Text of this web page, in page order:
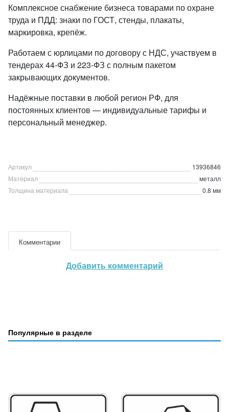
Комплексное снабжение бизнеса товарами по охране
труда и ПДД: знаки по ГОСТ, стенды, плакаты,
маркировка, крепёж.
Работаем с юрлицами по договору с НДС, участвуем в
тендерах 44-ФЗ и 223-ФЗ с полным пакетом
закрывающих документов.
Надёжные поставки в любой регион РФ, для
постоянных клиентов — индивидуальные тарифы и
персональный менеджер.
Артикул
13936846
Материал
металл
Толщина материала
0.8 мм
Комментарии
Добавить комментарий
Популярные в разделе